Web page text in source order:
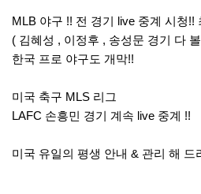
MLB 야구 !! 전 경기 live 중계 시청!!
( 김혜성 , 이정후 , 송성문 경기 다
한국 프로 야구도 개막!!
미국 축구 MLS 리그
LAFC 손흥민 경기 계속 live 중계 !!
미국 유일의 평생 안내 & 관리 해 드